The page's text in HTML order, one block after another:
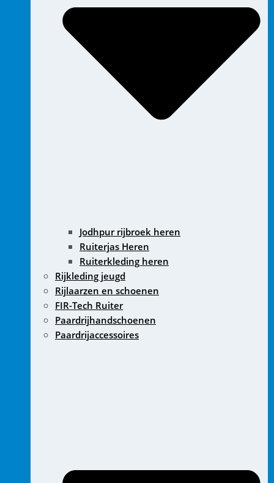
Jodhpur rijbroek heren
Ruiterjas Heren
Ruiterkleding heren
Rijkleding jeugd
Rijlaarzen en schoenen
FIR-Tech Ruiter
Paardrijhandschoenen
Paardrijaccessoires